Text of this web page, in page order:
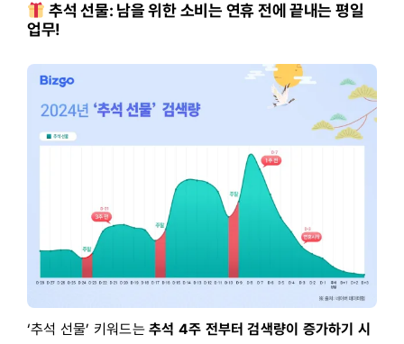
추석 선물: 남을 위한 소비는 연휴 전에 끝내는 평일
업무!
‘추석 선물’ 키워드는추석 4주 전부터 검색량이 증가하기 시